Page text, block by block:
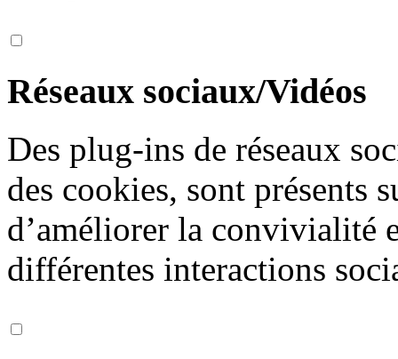
Réseaux sociaux/Vidéos
Des plug-ins de réseaux
des cookies, sont présents
d’améliorer la convivialité
différentes interactions